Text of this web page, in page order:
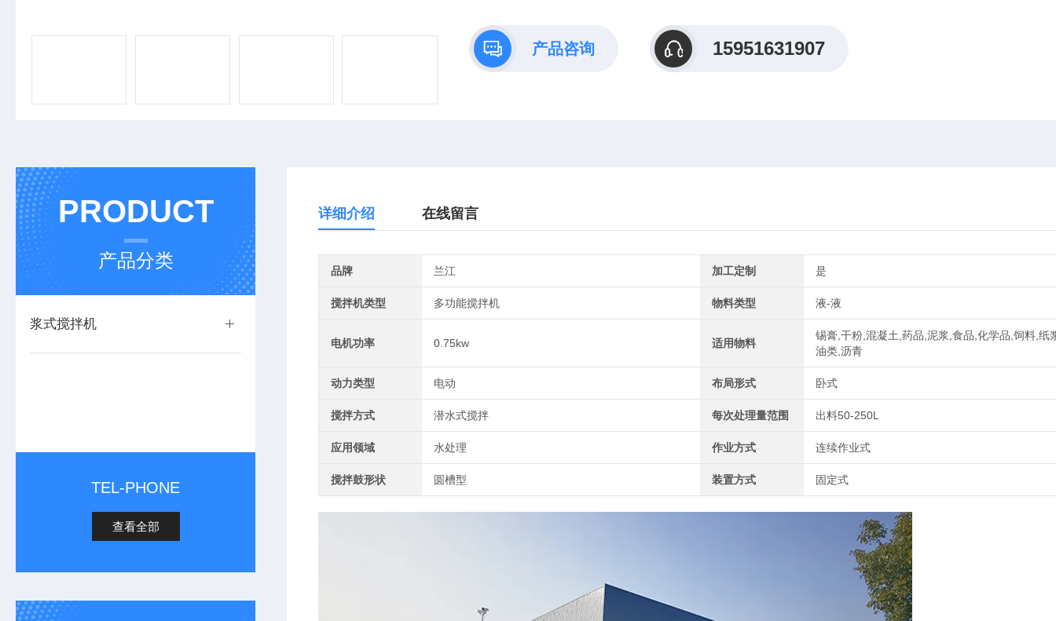
产品咨询 15951631907
PRODUCT
产品分类
浆式搅拌机
TEL-PHONE
查看全部
详细介绍 在线留言
品牌 兰江 加工定制 是
搅拌机类型 多功能搅拌机 物料类型 液-液
电机功率 0.75kw 适用物料
锡膏,干粉,混凝土,药品,泥浆,食品,化学品,饲料,纸
油类,沥青
动力类型 电动 布局形式 卧式
搅拌方式 潜水式搅拌 每次处理量范围 出料50-250L
应用领域 水处理 作业方式 连续作业式
搅拌鼓形状 圆槽型 装置方式 固定式